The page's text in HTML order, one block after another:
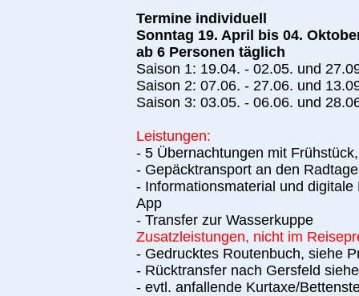
Termine individuell
Sonntag 19. April bis 04.
ab 6 Personen täglich
Saison 1: 19.04. - 02.05. und
Saison 2: 07.06. - 27.06. und
Saison 3: 03.05. - 06.06. und
Leistungen:
- 5 Übernachtungen mit
- Gepäcktransport an den
- Informationsmaterial und
App
- Transfer zur Wasserkuppe
Zusatzleistungen, nicht im
- Gedrucktes Routenbuch, siehe
- Rücktransfer nach Gersfeld
- evtl. anfallende Kurtaxe/